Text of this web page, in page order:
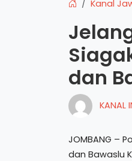
Kanal
dan
KANAL
JOMBANG –
dan Bawaslu